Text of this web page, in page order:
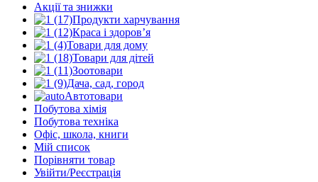
Акції та знижки
Продукти харчування
Краса і здоров’я
Товари для дому
Товари для дітей
Зоотовари
Дача, сад, город
Автотовари
Побутова хімія
Побутова техніка
Офіс, школа, книги
Мій список
Порівняти товар
Увійти/Реєстрація